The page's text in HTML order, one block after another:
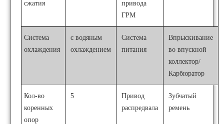
сжатия
привода
ГРМ
Система
охлаждения
с водяным
охлаждением
Система
питания
Впрыскивание
во впускной
коллектор/
Карбюратор
Кол-во
коренных
опор
5
Привод
распредвала
Зубчатый
ремень